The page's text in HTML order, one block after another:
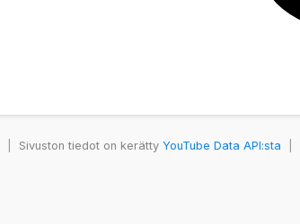
Sivuston tiedot on kerätty YouTube Data API:sta